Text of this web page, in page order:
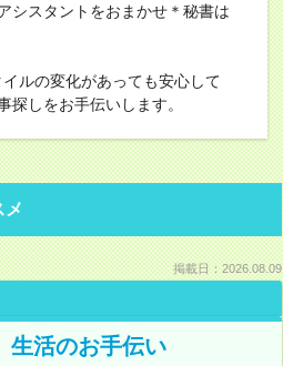
シスタントをおまかせ＊秘書は
ルの変化があっても安心して
しをお手伝いします。
メ
掲載日：2026.08.09
生活のお手伝い